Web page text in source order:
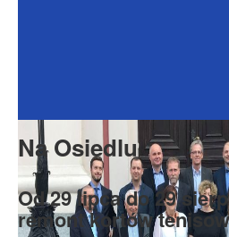
Rada Seniorów
Na Osiedlu
Od 29 lipca do 29
remont kortów